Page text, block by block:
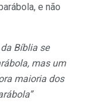
e não
Bíblia se
mas um
maioria dos